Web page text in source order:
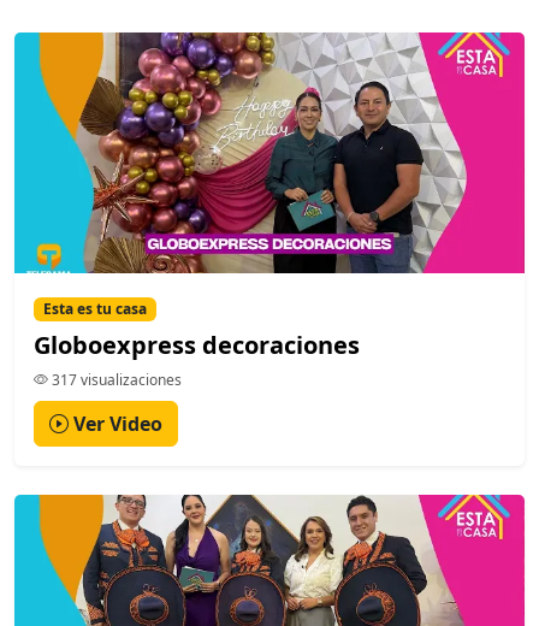
Esta es tu casa
Globoexpress decoraciones
317 visualizaciones
Ver Video